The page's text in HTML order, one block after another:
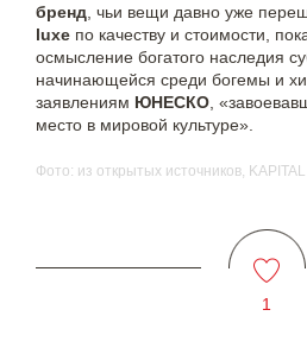
бренд , чьи вещи давно уже
luxe по качеству и стоимости,
осмысление богатого наследия
начинающейся среди богемы и
заявлениям ЮНЕСКО ,
место в мировой культуре».
Фото: из открытых источников, KAPITAL
1